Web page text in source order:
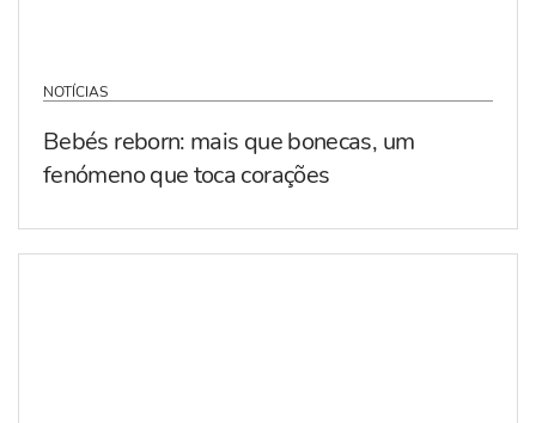
NOTÍCIAS
Bebés reborn: mais que bonecas, um
fenómeno que toca corações